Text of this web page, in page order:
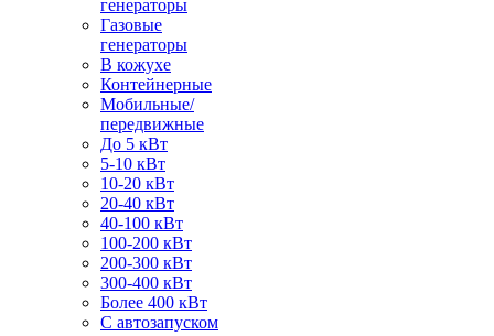
генераторы
Газовые
генераторы
В кожухе
Контейнерные
Мобильные/
передвижные
До 5 кВт
5-10 кВт
10-20 кВт
20-40 кВт
40-100 кВт
100-200 кВт
200-300 кВт
300-400 кВт
Более 400 кВт
С автозапуском